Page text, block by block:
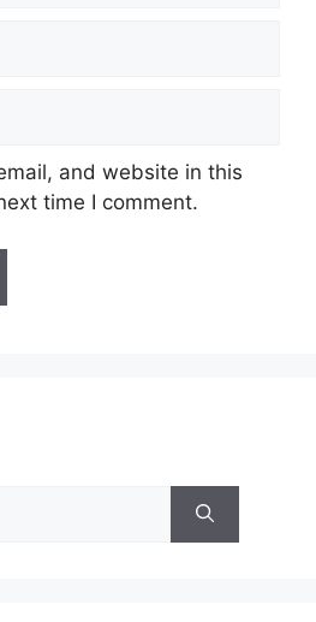
and website in this
time I comment.